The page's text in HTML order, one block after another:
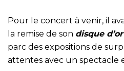
Pour le concert à venir, il
la remise de son disque d’or
parc des expositions de
attentes avec un spectacle